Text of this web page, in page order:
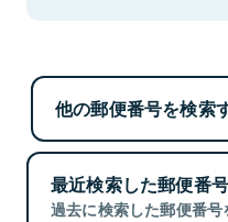
他の郵便番号を検索
最近検索した郵便番号
過去に検索した郵便番号